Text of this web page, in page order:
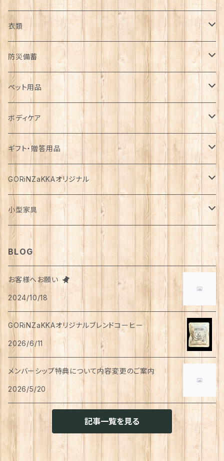
日用品雑貨
インテリア
カゴ・バスケット
エコバッグ
お風呂・ランドリー
タオル
スリッパ
マスク
ハンドソープ
アロマ・お香
トラベルセット
クッション・クッションカバー
ファブリック・マルチカバー
服飾雑貨
帽子
アクセサリー
マフラー・ストール
ブランケット
バッグ
カゴバッグ
スマホショルダーバッグ
ポーチ
お財布・カード入れ
手袋・アームカバー
ハンカチ
てぬぐい
キーホルダー
メガネ・メガネケース
キッチン雑貨
食器
お箸
ストロー
ポット・急須
湯のみ
グラス
カップ&ソーサー
マグカップ
コースター
お皿
箸置き
お菓子作り
ガーデン雑貨
ジョウロ
鉢
支柱
ステーショナリー
紙類
ノート
カード
ペン
メモ帳
便箋
スケジュール帳
はさみ
ふせん
ミニチュア
アウトドア
手芸用品
衣類
アウター
コート
ダウン
ジャケット
パーカー・ウィンドブレーカー
カーディガン
ベスト
ブルゾン
トップス
長袖
半袖
ニット
タンクトップ
フレンチスリーブ
ボトムス
スカート
キュロット
ワイドパンツ
パンツ
ワンピース・チュニック
ルームウェア・パジャマ
アンダーウェア
レッグウェア
靴下
タイツ
足首ウォーマー
メンズ
ボトムス
アウター
ジャケット
トップス
防災備蓄
防災用品
下着
食器・カトラリー
ブランケット・寝具
食料
パックご飯
お餅
穀物
粉物
缶詰・瓶詰
レトルト惣菜
カレー
味噌汁・スープ
お茶漬け
乾物
飲料
水・炭酸水
ジュース
コーヒー
お茶
ハーブティー
希釈飲料
ペーパー類
トイレットペーパー
ティッシュペーパー
ライト
ろうそく
ペット用品
ドライフード
犬用
猫用
ウェットフード
無添加・手作り（犬用）
猫用
缶詰
犬用
猫用
レトルト食品
犬用
猫用
おやつ
犬用
猫用
犬猫共通
食器
犬用
猫用
衣類・服飾雑貨
犬用
猫用
おもちゃ
猫用
ボディケア
犬用
猫用
犬猫兼用
ベッド
トイレ周り
犬用
その他雑貨
ボディケア
基礎化粧品
化粧水
乳液
医薬部外品
メイク用品
ボディーソープ
ヘアケア
クシ・ブラシ
シャンプー
リンスインシャンプー
トリートメント
せっけん
洗顔
ハンドクリーム
オーラルケア
入浴剤・バスボム
ギフト・贈答用品
食品・飲料
食器類
タオル
洗剤
防災用品
ラッピング資材
GORiNZaKKAオリジナル
アパレル
Tシャツ
アクセサリー
ピアス
イヤリング・ノンホールピアス
リング
飲料
珈琲
小型家具
スツール
BLOG
お客様へお願い
2024/10/18
GORiNZaKKAオリジナルブレンドコーヒー
2026/6/11
メンバーシップ特典について内容変更のご案内
2026/5/20
記事一覧を見る